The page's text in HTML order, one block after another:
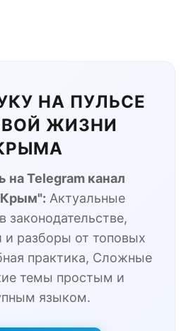
НА ПУЛЬСЕ
ЖИЗНИ
на Telegram канал
Крым": Актуальные
законодательстве,
и разборы от топовых
практика, Сложные
темы простым и
языком.